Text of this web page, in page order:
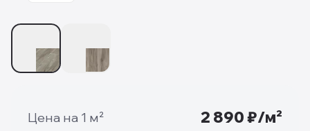
Цена на 1 м² 2 890₽/м²